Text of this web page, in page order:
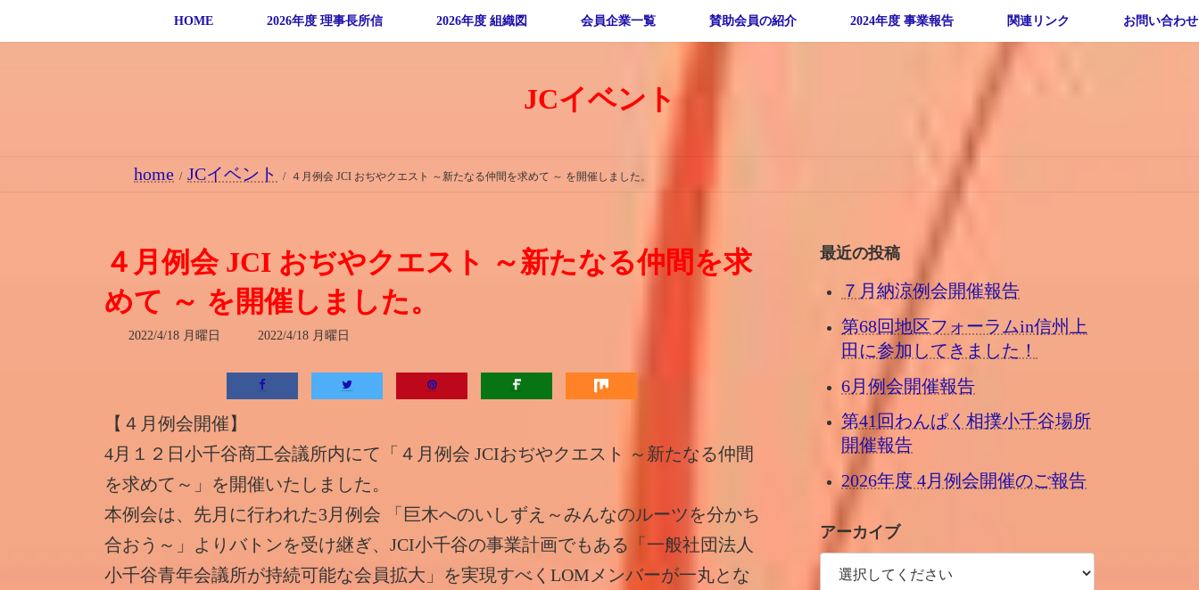
HOME 2026年度 理事長所信 2026年度 組織図 会員企業一覧 賛助会員の紹介 2024年度 事業報告 関連リンク お問い合わせ
JCイベント
home JCイベント ４月例会 JCI おぢやクエスト ～新たなる仲間を求めて ～ を開催しました。
４月例会 JCI おぢやクエスト ～新たなる仲間を求
めて ～ を開催しました。
2022/4/18 月曜日
最
新
日
2022/4/18 月曜日
【４月例会開催】
4月１２日小千谷商工会議所内にて「４月例会 JCIおぢやクエスト ～新たなる仲間
を求めて～」を開催いたしました。
本例会は、先月に行われた3月例会 「巨木へのいしずえ～みんなのルーツを分かち
合おう～」よりバトンを受け継ぎ、JCI小千谷の事業計画でもある「一般社団法人
小千谷青年会議所が持続可能な会員拡大」を実現すべくLOMメンバーが一丸とな
最近の投稿
７月納涼例会開催報告
第68回地区フォーラムin信州上
田に参加してきました！
6月例会開催報告
第41回わんぱく相撲小千谷場所
開催報告
2026年度 4月例会開催のご報告
アーカイブ